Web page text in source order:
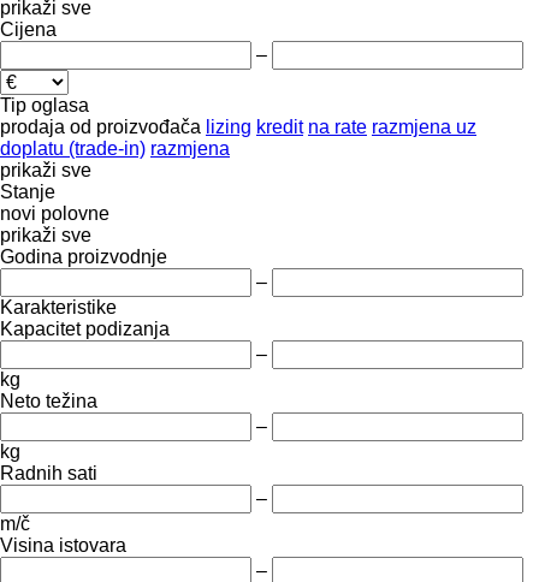
prikaži sve
Cijena
–
Tip oglasa
prodaja od proizvođača lizing kredit na rate razmjena uz
doplatu (trade-in) razmjena
prikaži sve
Stanje
novi polovne
prikaži sve
Godina proizvodnje
–
Karakteristike
Kapacitet podizanja
–
kg
Neto težina
–
kg
Radnih sati
–
m/č
Visina istovara
–